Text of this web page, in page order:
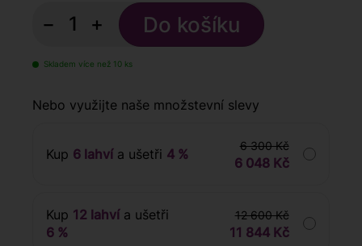
− +
Skladem více než 10 ks
Nebo využijte naše množstevní slevy
Kup 6 lahvía ušetři 4 %
6 300 Kč
6 048 Kč
Kup 12 lahvía ušetři
6 %
12 600 Kč
11 844 Kč